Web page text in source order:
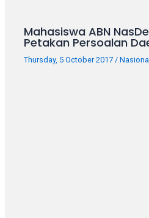
Mahasiswa ABN
Petakan Persoalan
Thursday, 5 October 2017/Nasional